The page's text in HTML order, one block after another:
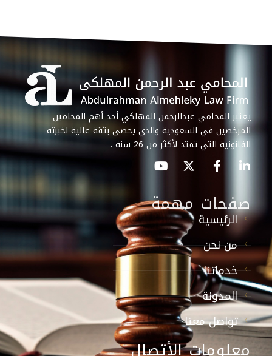
يعتبر المحامي عبدالرحمن المهلكي أحد أهم المحامين
المرخصين في السعودية والذي يحضى بثقة عالية لخبرته
القانونية التي تمتد لأكثر من 26 سنة .
صفحات مهمة
الرئيسية
من نحن
خدماتنا
المدونة
تواصل معنا
معلومات الأتصال